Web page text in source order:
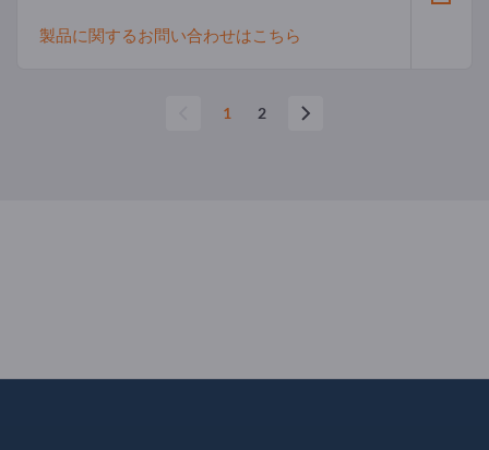
製品に関するお問い合わせはこちら
1 2